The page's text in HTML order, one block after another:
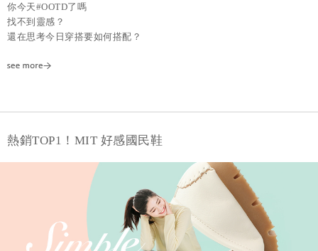
你今天#OOTD了嗎
找不到靈感？
還在思考今日穿搭要如何搭配？
熱銷TOP1！MIT 好感國民鞋